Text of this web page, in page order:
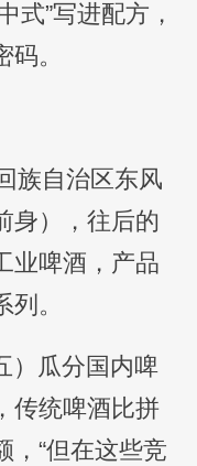
式”写进配方，
。
族自治区东风
身），往后的
业啤酒，产品
。
）瓜分国内啤
传统啤酒比拼
，“但在这些竞